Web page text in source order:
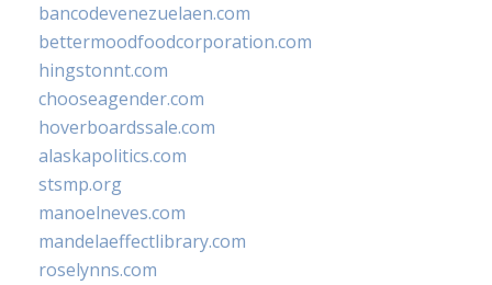
bancodevenezuelaen.com
bettermoodfoodcorporation.com
hingstonnt.com
chooseagender.com
hoverboardssale.com
alaskapolitics.com
stsmp.org
manoelneves.com
mandelaeffectlibrary.com
roselynns.com